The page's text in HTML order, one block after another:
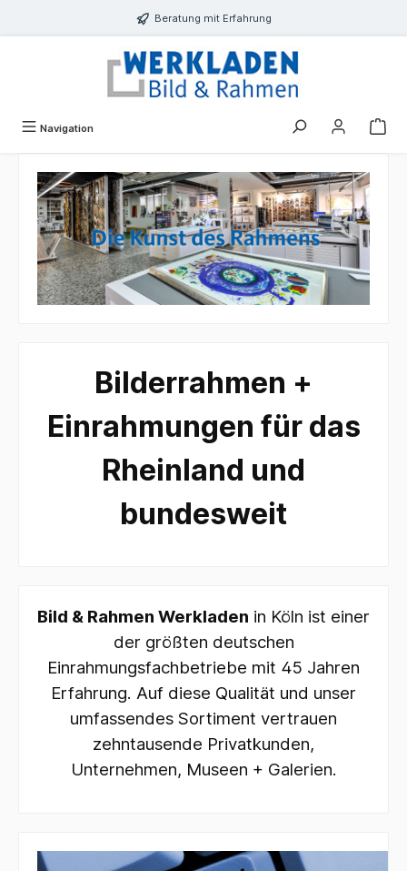
Beratung mit Erfahrung
Navigation
Bilderrahmen +
Einrahmungen für das
Rheinland und
bundesweit
Bild & Rahmen Werkladen in Köln ist einer
der größten deutschen
Einrahmungsfachbetriebe mit 45 Jahren
Erfahrung. Auf diese Qualität und unser
umfassendes Sortiment vertrauen
zehntausende Privatkunden,
Unternehmen, Museen + Galerien.